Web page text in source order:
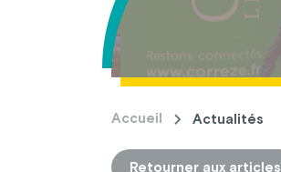
Accueil Actualités
Retourner aux articles